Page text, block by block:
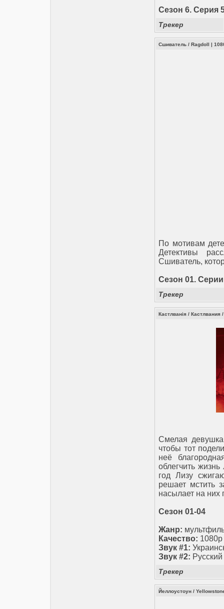
Сезон 6. Серия
Трекер
Сшиватель / Ragdoll |
По мотивам
Детективы
Сшиватель,
Сезон 01.
Трекер
Кастлванія / Кастлвания
Смелая
чтобы тот
неё
облегчить
год Лизу
решает мстить
насылает на
Сезон 01-04
Жанр:
Качество:
Звук #1:
Звук #2:
Трекер
Йеллоустоун /